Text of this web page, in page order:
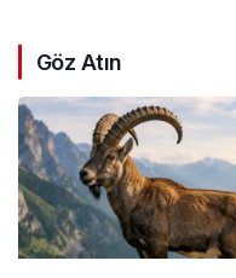
Göz Atın